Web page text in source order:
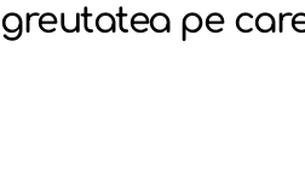
greutatea pe